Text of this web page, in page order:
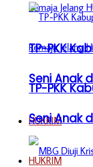
TP-PKK
Seni Anak
HUKRIM
TP-PKK
Seni Anak
HUKRIM